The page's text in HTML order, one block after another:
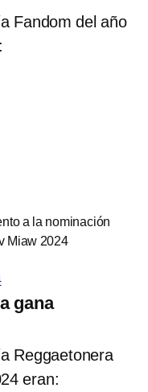
Fandom del año
a la nominación
Miaw 2024
gana
Reggaetonera
eran: